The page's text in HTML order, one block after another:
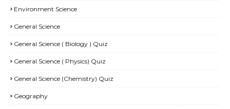
Environment Science
General Science
General Science ( Biology ) Quiz
General Science ( Physics) Quiz
General Science (Chemistry) Quiz
Geography